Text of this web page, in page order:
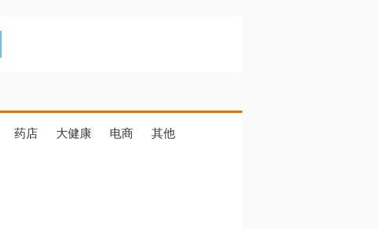
药店 大健康 电商
其他